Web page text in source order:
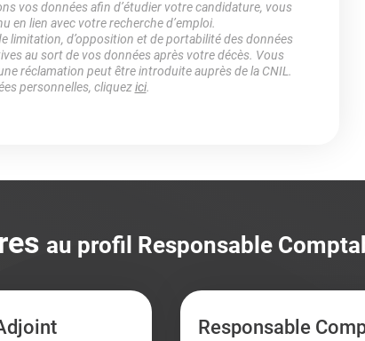
vos données afin d’étudier votre candidature, vous
en lien avec votre recherche d’emploi.
limitation, d’opposition et de portabilité des données
au sort de vos données après votre décès. Vous
réclamation peut être introduite auprès de la CNIL.
personnelles, cliquezici.
au profil Responsable
Responsable